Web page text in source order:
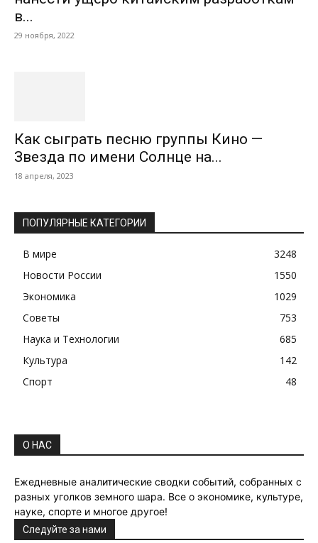
в...
29 ноября, 2022
Как сыграть песню группы Кино —
Звезда по имени Солнце на...
18 апреля, 2023
ПОПУЛЯРНЫЕ КАТЕГОРИИ
В мире
3248
Новости России
1550
Экономика
1029
Советы
753
Наука и Технологии
685
Культура
142
Спорт
48
О НАС
Ежедневные аналитические сводки событий, собранных с
разных уголков земного шара. Все о экономике, культуре,
науке, спорте и многое другое!
Следуйте за нами